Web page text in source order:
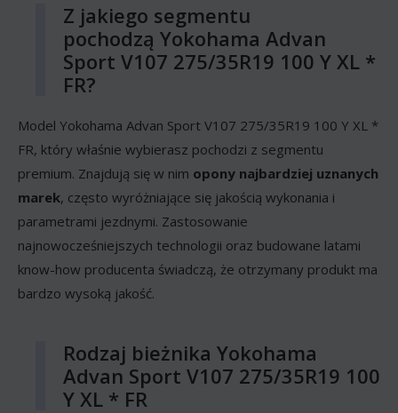
Z jakiego segmentu
pochodzą Yokohama Advan
Sport V107 275/35R19 100 Y XL *
FR?
Model Yokohama Advan Sport V107 275/35R19 100 Y XL *
FR, który właśnie wybierasz pochodzi z segmentu
premium. Znajdują się w nim opony najbardziej uznanych
marek, często wyróżniające się jakością wykonania i
parametrami jezdnymi. Zastosowanie
najnowocześniejszych technologii oraz budowane latami
know-how producenta świadczą, że otrzymany produkt ma
bardzo wysoką jakość.
Rodzaj bieżnika Yokohama
Advan Sport V107 275/35R19 100
Y XL * FR